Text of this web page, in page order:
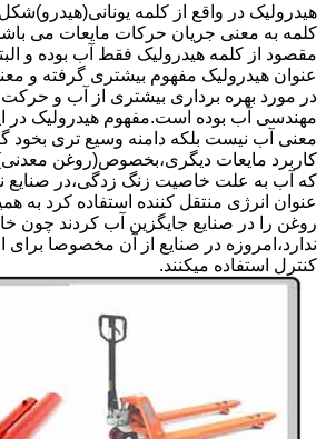
هیدرولیک در واقع از کلمه
کلمه به معنی جریان حرکات مایعات می
مقصود از کلمه هیدرولیک فقط آب بوده و
عنوان هیدرولیک مفهوم بیشتری گرفته و
در مورد بهره برداری بیشتری از آب و
مهندسی آب بوده است.مفهوم هیدرولیک در
معنی آب نیست بلکه دامنه وسیع تری بخود
کاربرد مایعات دیگری،بخصوص(روغن
که آب به علت خاصیت زنگ زدگی،در صنایع
عنوان انرژی منتقل کننده استفاده کرد به
روغن را در صنایع جایگزین آب کردند چون
ندارد،امروزه در صنایع از آن مخصوصا برای
کنترل استفاده میکنند.